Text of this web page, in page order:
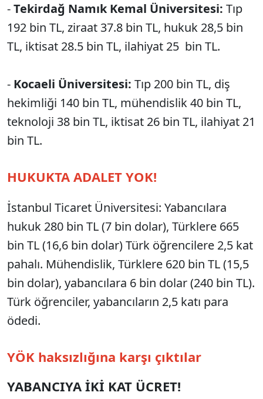
-Tekirdağ Namık Kemal Üniversitesi: Tıp
192 bin TL, ziraat 37.8 bin TL, hukuk 28,5 bin
TL, iktisat 28.5 bin TL, ilahiyat 25 bin TL.
- Kocaeli Üniversitesi: Tıp 200 bin TL, diş
hekimliği 140 bin TL, mühendislik 40 bin TL,
teknoloji 38 bin TL, iktisat 26 bin TL, ilahiyat 21
bin TL.
HUKUKTA ADALET YOK!
İstanbul Ticaret Üniversitesi: Yabancılara
hukuk 280 bin TL (7 bin dolar), Türklere 665
bin TL (16,6 bin dolar) Türk öğrencilere 2,5 kat
pahalı. Mühendislik, Türklere 620 bin TL (15,5
bin dolar), yabancılara 6 bin dolar (240 bin TL).
Türk öğrenciler, yabancıların 2,5 katı para
ödedi.
YÖK haksızlığına karşı çıktılar
YABANCIYA İKİ KAT ÜCRET!